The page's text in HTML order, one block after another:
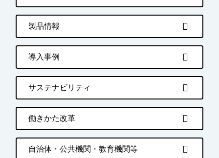
製品情報
導入事例
サステナビリティ
働きかた改革
自治体・公共機関・教育機関等